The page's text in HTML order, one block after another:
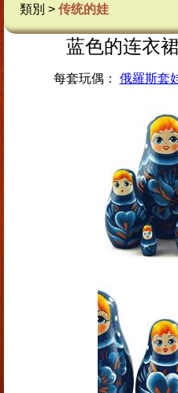
類別 > 传统的娃
蓝色的连衣
每套玩偶： 俄羅斯套